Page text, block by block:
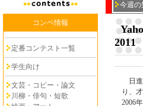
今週
コンペ情報
定番コンテスト一覧
学生向け
文芸・コピー・論文
川柳・俳句・短歌
2011
日進
り、
2006